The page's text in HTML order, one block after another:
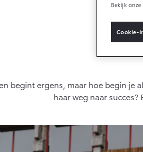
Vanaf € 37.995,-
WATERSTOF-
ELEKTRISCH
begint ergens, maar hoe begin je
haar weg naar
Bekijk onze
Cookie-